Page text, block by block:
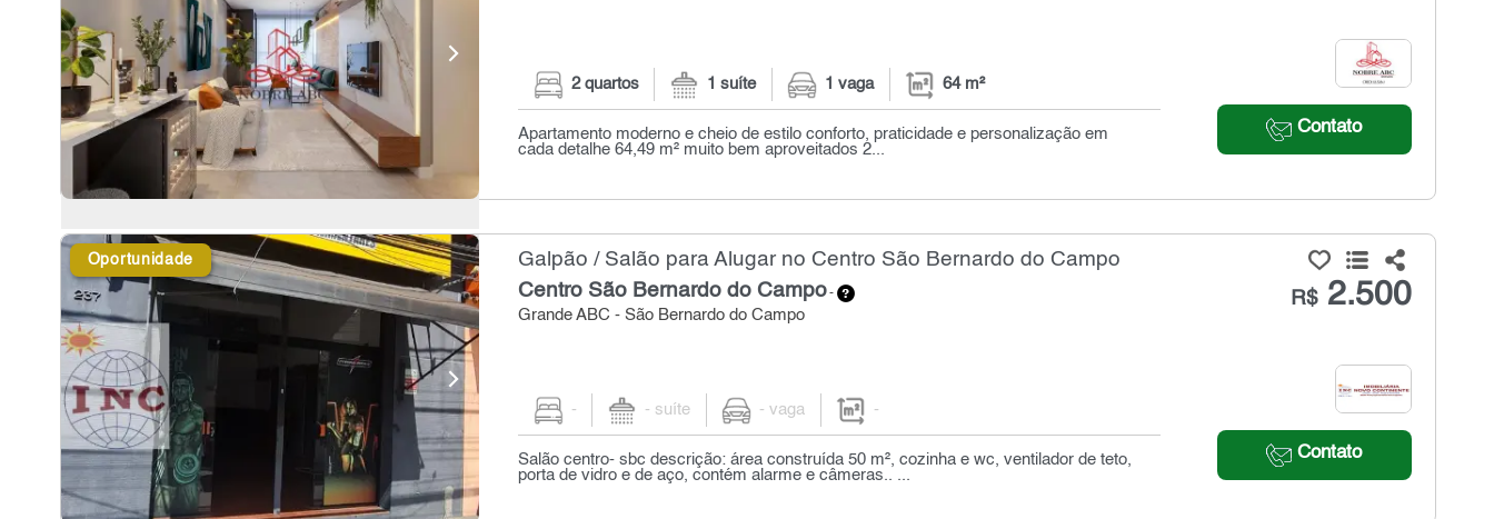
Contato
2 quartos 1 suíte 1 vaga 64 m²
Apartamento moderno e cheio de estilo conforto, praticidade e personalização em
cada detalhe 64,49 m² muito bem aproveitados 2...
Oportunidade Galpão / Salão para Alugar no Centro São Bernardo do Campo
Centro São Bernardo do Campo-
Grande ABC - São Bernardo do Campo
R$2.500
Contato
- - suíte - vaga -
Salão centro- sbc descrição: área construída 50 m², cozinha e wc, ventilador de teto,
porta de vidro e de aço, contém alarme e câmeras.. ...